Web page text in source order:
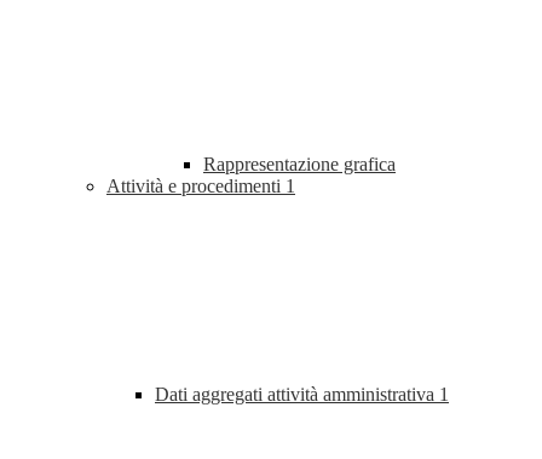
Rappresentazione grafica
Attività e procedimenti 1
Dati aggregati attività amministrativa 1